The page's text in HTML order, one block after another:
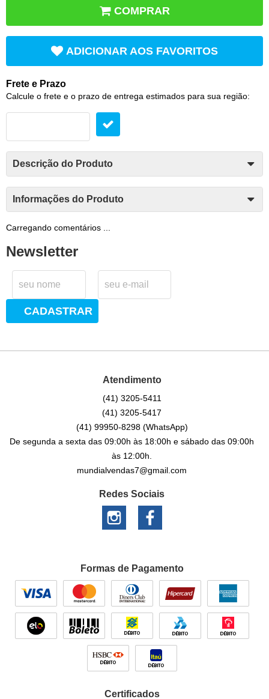
COMPRAR
ADICIONAR AOS FAVORITOS
Frete e Prazo
Calcule o frete e o prazo de entrega estimados para sua região:
Descrição do Produto
Informações do Produto
Carregando comentários ...
Newsletter
CADASTRAR
Atendimento
(41) 3205-5411
(41) 3205-5417
(41) 99950-8298 (WhatsApp)
De segunda a sexta das 09:00h às 18:00h e sábado das 09:00h
às 12:00h.
mundialvendas7@gmail.com
Redes Sociais
Formas de Pagamento
Certificados